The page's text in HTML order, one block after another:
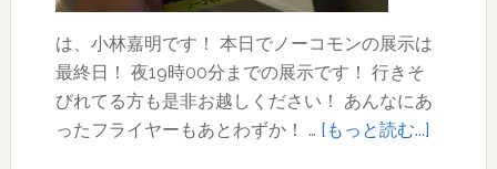
展
示
が
開
始。
は、小林嘉明です！ 本日でノーコモンの展示は
最終日！ 夜19時00分までの展示です！ 行きそ
びれてる方も是非お越しください！ あんなにあ
ったフライヤーもあとわずか！ … [もっと読む...]about